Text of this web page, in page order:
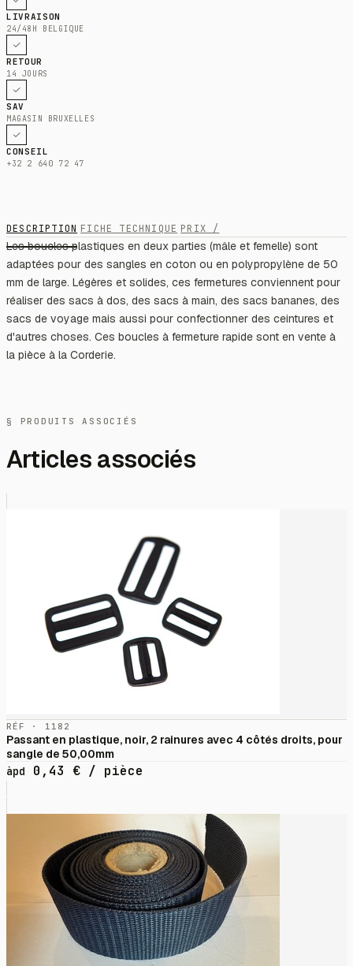
LIVRAISON
24/48H BELGIQUE
RETOUR
14 JOURS
SAV
MAGASIN BRUXELLES
CONSEIL
+32 2 640 72 47
DESCRIPTION FICHE TECHNIQUE PRIX /
Les boucles plastiques en deux parties (mâle et femelle) sont
adaptées pour des sangles en coton ou en polypropylène de 50
mm de large. Légères et solides, ces fermetures conviennent pour
réaliser des sacs à dos, des sacs à main, des sacs bananes, des
sacs de voyage mais aussi pour confectionner des ceintures et
d'autres choses. Ces boucles à fermeture rapide sont en vente à
la pièce à la Corderie.
§ PRODUITS ASSOCIÉS
Articles associés
RÉF · 1182
Passant en plastique, noir, 2 rainures avec 4 côtés droits, pour
sangle de 50,00mm
àpd
0,43 € / pièce